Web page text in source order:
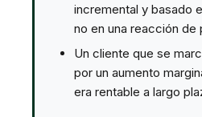
incremental y basado
no en una reacción de
Un cliente que se
por un aumento
era rentable a largo